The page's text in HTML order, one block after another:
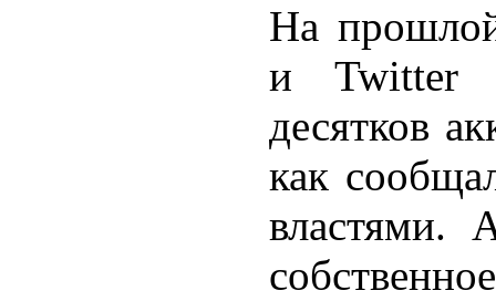
На
и Twitter
десятков
как
властями.